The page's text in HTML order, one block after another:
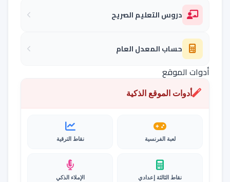
دروس التعليم الصريح
حساب المعدل العام
أدوات الموقع
أدوات الموقع الذكية
لعبة الفرنسية نقاط الترقية
نقاط الثالثة إعدادي الإملاء الذكي